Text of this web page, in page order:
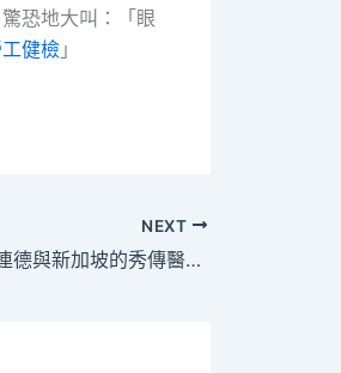
恐地大叫：「眼
健檢 」
NEXT
防疫專家 伍連德與新加坡的秀傳醫院健檢項目因緣